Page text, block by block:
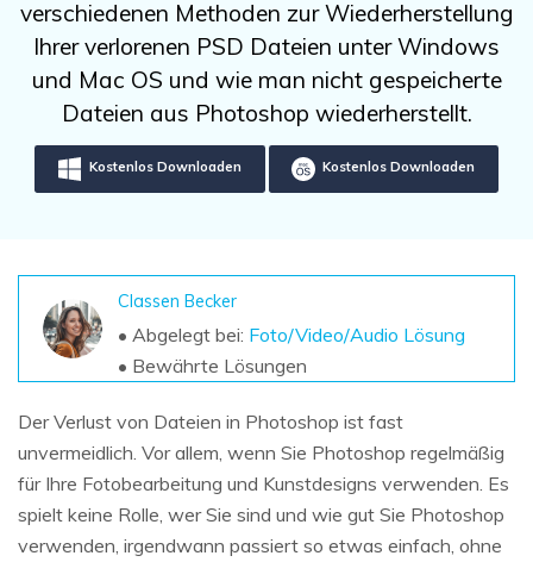
Unbegrenzte Daten vom Mac-System
Kostenlos Testen
Recoverit kostenlos
Kostenlos Testen
Weitere Produkte
Repairit - Datenreparatur
UBackit - Datensicherung
Datenverlust-Szenarien
ALLE FUNKTIONEN ENTDECKEN
Aktuelles Thema
Sign In
search
verschiedenen Methoden zur Wiederherstellung
Ihrer verlorenen PSD Dateien unter Windows
und Mac OS und wie man nicht gespeicherte
Dateien aus Photoshop wiederherstellt.
Kostenlos Downloaden Kostenlos Downloaden
Classen Becker
• Abgelegt bei: Foto/Video/Audio Lösung
• Bewährte Lösungen
Der Verlust von Dateien in Photoshop ist fast
unvermeidlich. Vor allem, wenn Sie Photoshop regelmäßig
für Ihre Fotobearbeitung und Kunstdesigns verwenden. Es
spielt keine Rolle, wer Sie sind und wie gut Sie Photoshop
verwenden, irgendwann passiert so etwas einfach, ohne